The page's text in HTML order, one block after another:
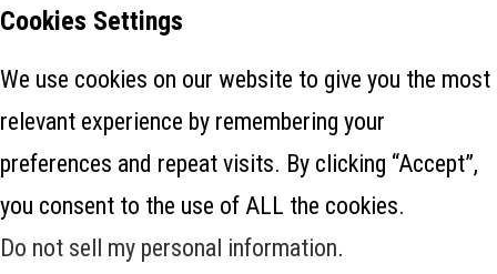
Cookies Settings
We use cookies on our website to give you the most
relevant experience by remembering your
preferences and repeat visits. By clicking “Accept”,
you consent to the use of ALL the cookies.
Do not sell my personal information.